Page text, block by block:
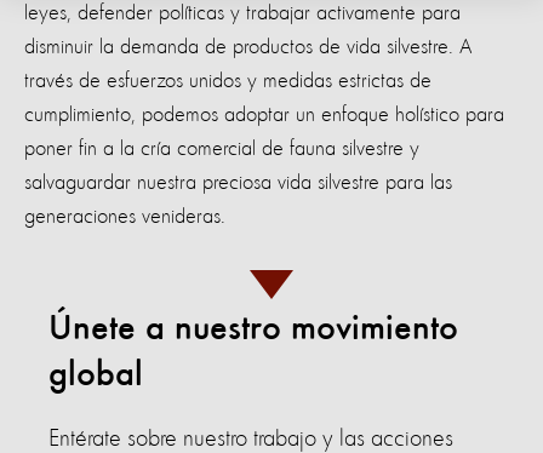
leyes, defender políticas y trabajar activamente para
disminuir la demanda de productos de vida silvestre. A
través de esfuerzos unidos y medidas estrictas de
cumplimiento, podemos adoptar un enfoque holístico para
poner fin a la cría comercial de fauna silvestre y
salvaguardar nuestra preciosa vida silvestre para las
generaciones venideras.
Únete a nuestro movimiento
global
Entérate sobre nuestro trabajo y las acciones